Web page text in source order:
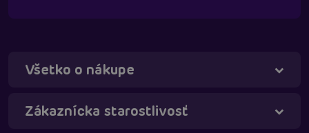
Všetko o nákupe
Zákaznícka starostlivosť